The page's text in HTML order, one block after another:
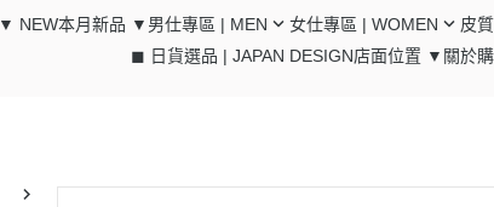
▼ NEW本月新品 ▼ 男仕專區 | MEN
┕ 男仕 - 肩背包
女仕專區 | WOMEN
┕ 女仕 - 後背包
皮
┕ 碳纖維
◼ 日貨選品 | JAPAN DESIGN店面位置 ▼ 關於